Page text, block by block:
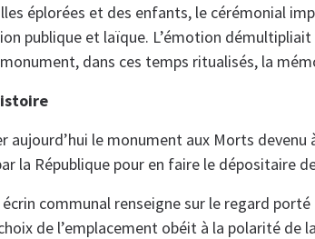
éplorées et des enfants, le cérémonial
publique et laïque. L’émotion démultipliait
dans ces temps ritualisés, la
aujourd’hui le monument aux Morts devenu
la République pour en faire le dépositaire
écrin communal renseigne sur le regard
de l’emplacement obéit à la polarité de